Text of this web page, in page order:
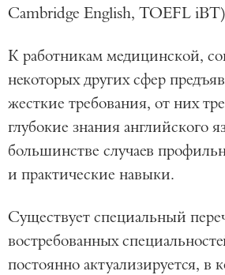
Cambridge English, TOEFL
К работникам медицинской,
некоторых других сфер
жесткие требования, от них
глубокие знания английского
большинстве случаев
и практические навыки.
Существует специальный
востребованных
постоянно актуализируется, в